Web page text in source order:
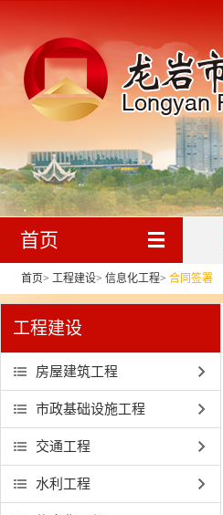
首页
首页> 工程建设> 信息化工程> 合同签署
工程建设
房屋建筑工程
市政基础设施工程
交通工程
水利工程